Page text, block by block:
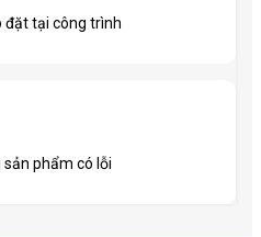
đặt tại công trình
phẩm có lỗi